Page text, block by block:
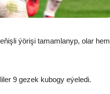
ýörişi tamamlanyp, olar hem
9 gezek kubogy eýeledi.